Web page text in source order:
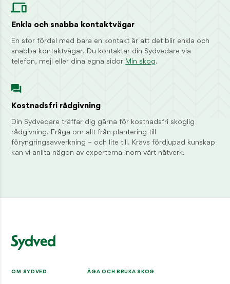
Enkla och snabba kontaktvägar
En stor fördel med bara en kontakt är att det blir enkla och
snabba kontaktvägar. Du kontaktar din Sydvedare via
telefon, mejl eller dina egna sidor Min skog.
Kostnadsfri rådgivning
Din Sydvedare träffar dig gärna för kostnadsfri skoglig
rådgivning. Fråga om allt från plantering till
föryngringsavverkning – och lite till. Krävs fördjupad kunskap
kan vi anlita någon av experterna inom vårt nätverk.
OM SYDVED ÄGA OCH BRUKA SKOG